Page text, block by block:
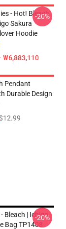
- Hot! Bleach
Sakura
Hoodie
₩6,883,110
-20%
Pendant
Durable Design
Bleach | Ichigo
Bag TP1408
-20%